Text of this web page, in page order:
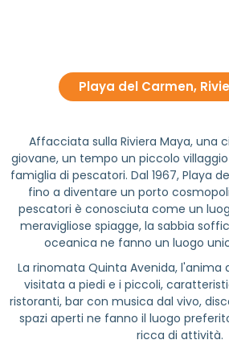
Playa del Carmen,
Affacciata sulla Riviera Maya, una
giovane, un tempo un piccolo
famiglia di pescatori. Dal 1967, Playa
fino a diventare un porto
pescatori è conosciuta come un
meravigliose spiagge, la sabbia
oceanica ne fanno un luogo
La rinomata Quinta Avenida, l'anima
visitata a piedi e i piccoli,
ristoranti, bar con musica dal vivo,
spazi aperti ne fanno il luogo
ricca di attività.